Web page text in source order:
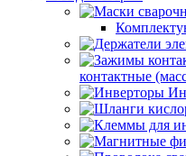
контактные